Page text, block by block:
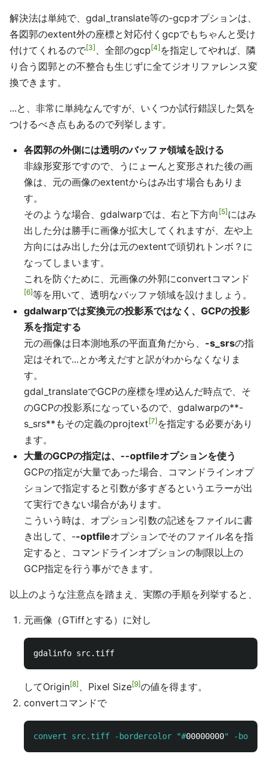
解決法は単純で、gdal_translate等の-gcpオプションは、
各図郭のextent外の座標と対応付くgcpでもちゃんと受け
付けてくれるので 3 、全部のgcp 4 を指定してやれば、隣
り合う図郭との不整合も生じずに全てジオリファレンス変
換できます。
...と、非常に単純なんですが、いくつか試行錯誤した気を
つけるべき点もあるので列挙します。
各図郭の外側には透明のバッファ領域を設ける
非線形変形ですので、うにょーんと変形された後の画
像は、元の画像のextentからはみ出す場合もありま
す。
そのような場合、gdalwarpでは、右と下方向 5 にはみ
出した分は勝手に画像が拡大してくれますが、左や上
方向にはみ出した分は元のextentで頭切れトンボ？に
なってしまいます。
これを防ぐために、元画像の外郭にconvertコマンド
6 等を用いて、透明なバッファ領域を設けましょう。
gdalwarpでは変換元の投影系ではなく、GCPの投影
系を指定する
元の画像は日本測地系の平面直角だから、 -s_srsの指
定はそれで...とか考えだすと訳がわからなくなりま
す。
gdal_translateでGCPの座標を埋め込んだ時点で、そ
のGCPの投影系になっているので、gdalwarpの**-
s_srs**もその定義のprojtext 7 を指定する必要があり
ます。
大量のGCPの指定は、--optfileオプションを使う
GCPの指定が大量であった場合、コマンドラインオプ
ションで指定すると引数が多すぎるというエラーが出
て実行できない場合があります。
こういう時は、オプション引数の記述をファイルに書
き出して、--optfileオプションでそのファイル名を指
定すると、コマンドラインオプションの制限以上の
GCP指定を行う事ができます。
以上のような注意点を踏まえ、実際の手順を列挙すると、
元画像（GTiffとする）に対し
してOrigin 8 、Pixel Size 9 の値を得ます。
convertコマンドで
convert src.tiff -bordercolor "#00000000" -